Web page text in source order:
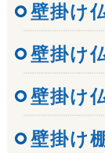
壁掛け
壁掛け
壁掛け
壁掛け棚